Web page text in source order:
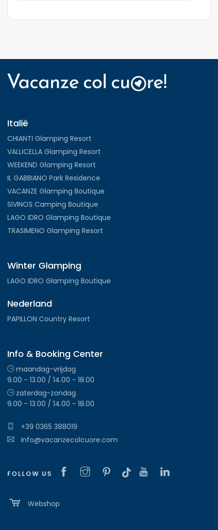
Italië
CHIANTI Glamping Resort
VALLICELLA Glamping Resort
WEEKEND Glamping Resort
IL GABBIANO Park Residence
VACANZE Glamping Boutique
SIVINOS Camping Boutique
LAGO IDRO Glamping Boutique
TRASIMENO Glamping Resort
Winter Glamping
LAGO IDRO Glamping Boutique
Nederland
PAPILLON Country Resort
Info & Booking Center
maandag-vrijdag
9.00 - 13.00 / 14.00 - 18.00
zaterdag-zondag
9.00 - 13.00 / 14.00 - 18.00
+39 0365 388019
info@vacanzecolcuore.com
FOLLOW US
Webshop